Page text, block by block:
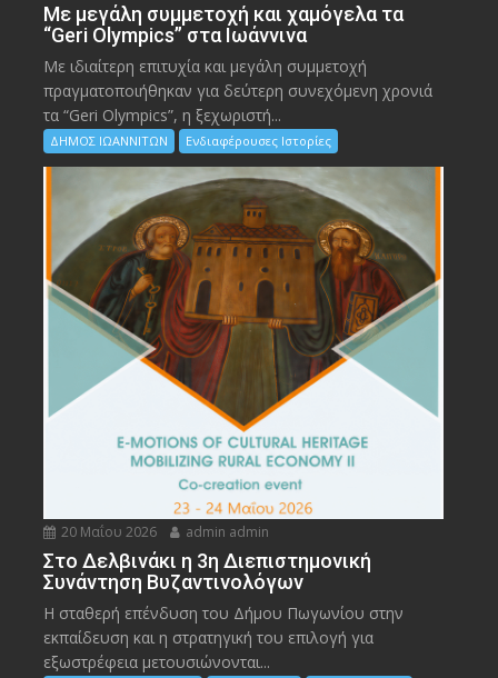
Με μεγάλη συμμετοχή και χαμόγελα τα
“Geri Olympics” στα Ιωάννινα
Με ιδιαίτερη επιτυχία και μεγάλη συμμετοχή
πραγματοποιήθηκαν για δεύτερη συνεχόμενη χρονιά
τα “Geri Olympics”, η ξεχωριστή...
ΔΗΜΟΣ ΙΩΑΝΝΙΤΩΝ Ενδιαφέρουσες Ιστορίες
20 Μαΐου 2026 admin admin
Στο Δελβινάκι η 3η Διεπιστημονική
Συνάντηση Βυζαντινολόγων
Η σταθερή επένδυση του Δήμου Πωγωνίου στην
εκπαίδευση και η στρατηγική του επιλογή για
εξωστρέφεια μετουσιώνονται...